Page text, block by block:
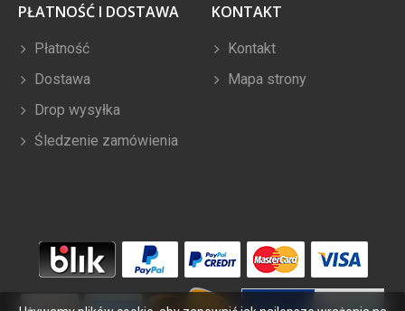
PŁATNOŚĆ I DOSTAWA
Płatność
Dostawa
Drop wysyłka
Śledzenie zamówienia
KONTAKT
Kontakt
Mapa strony